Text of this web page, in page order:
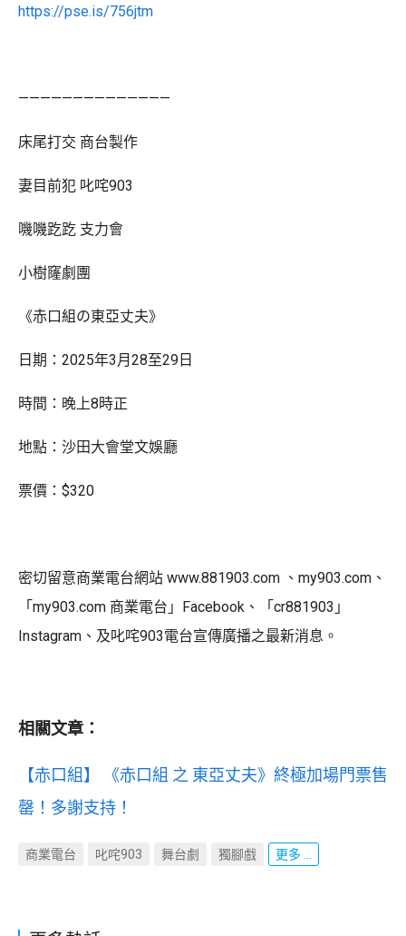
https://pse.is/756jtm
——————————————
床尾打交 商台製作
妻目前犯 叱咤903
嘰嘰趷趷 支力會
小樹窿劇團
《赤口組の東亞丈夫》
日期：2025年3月28至29日
時間：晚上8時正
地點：沙田大會堂文娛廳
票價：$320
密切留意商業電台網站 www.881903.com 、my903.com、
「my903.com 商業電台」Facebook、「cr881903」
Instagram、及叱咤903電台宣傳廣播之最新消息。
相關文章：
【赤口組】 《赤口組 之 東亞丈夫》終極加場門票售
罄！多謝支持！
商業電台 叱咤903 舞台劇 獨腳戲 更多 ...